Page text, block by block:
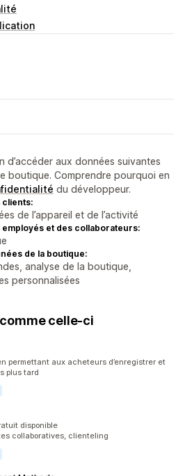
d’accéder aux données suivantes
boutique. Comprendre pourquoi en
du développeur.
clients:
de l’appareil et de l’activité
et des collaborateurs:
de la boutique:
analyse de la boutique,
personnalisées
celle-ci
permettant aux acheteurs d’enregistrer et
plus tard
disponible
collaboratives, clienteling